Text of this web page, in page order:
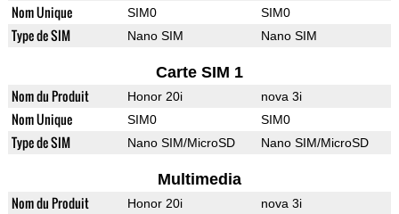
Nom Unique SIM0 SIM0
Type de SIM Nano SIM Nano SIM
Carte SIM 1
Nom du Produit Honor 20i nova 3i
Nom Unique SIM0 SIM0
Type de SIM Nano SIM/MicroSD Nano SIM/MicroSD
Multimedia
Nom du Produit Honor 20i nova 3i